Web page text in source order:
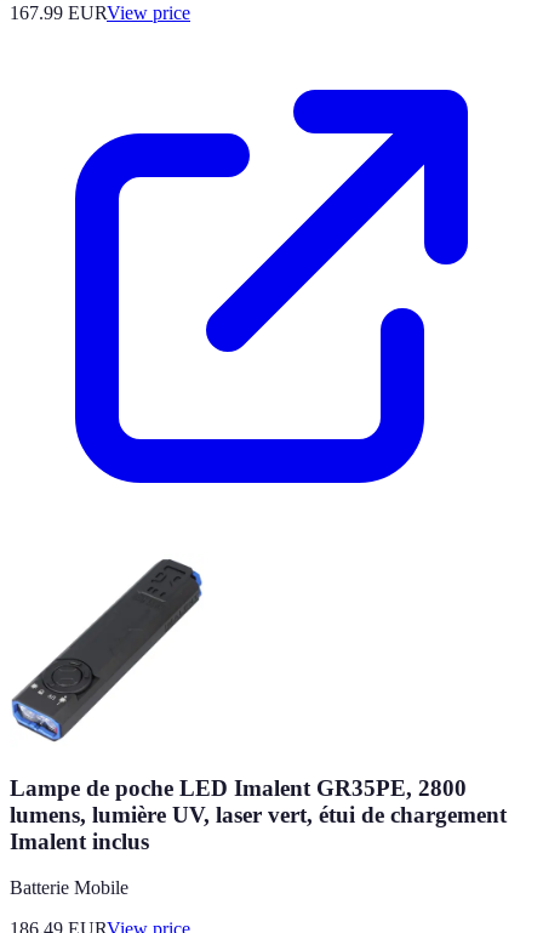
167.99 EURView price
Lampe de poche LED Imalent GR35PE, 2800
lumens, lumière UV, laser vert, étui de chargement
Imalent inclus
Batterie Mobile